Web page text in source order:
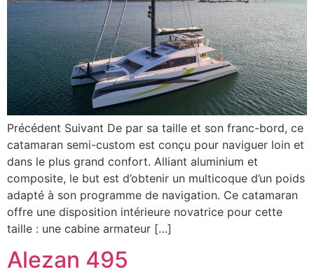
Précédent Suivant De par sa taille et son franc-bord, ce
catamaran semi-custom est conçu pour naviguer loin et
dans le plus grand confort. Alliant aluminium et
composite, le but est d’obtenir un multicoque d’un poids
adapté à son programme de navigation. Ce catamaran
offre une disposition intérieure novatrice pour cette
taille : une cabine armateur […]
Alezan 495